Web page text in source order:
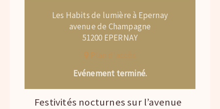
Les Habits de lumière à Epernay
avenue de Champagne
51200 EPERNAY
Evénement terminé.
Festivités nocturnes sur l’avenue